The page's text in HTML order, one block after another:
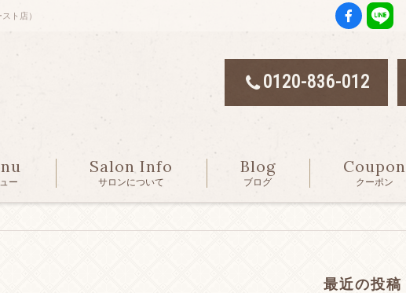
ト店）
0120-836-012
ー サロンについて
Salon Info
ブログ
Blog
クーポン
Coupon
最近の投稿